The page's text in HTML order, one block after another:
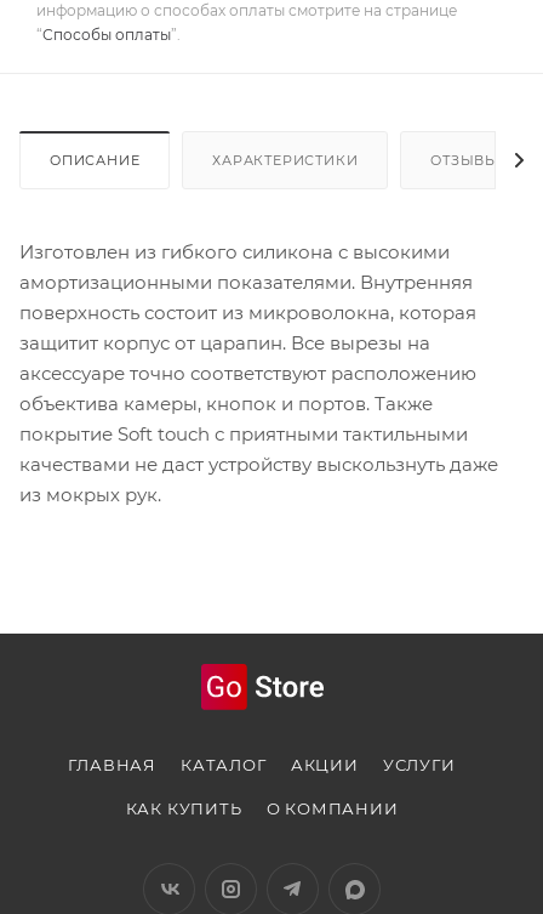
информацию о способах оплаты смотрите на странице
“Способы оплаты”.
ОПИСАНИЕ ХАРАКТЕРИСТИКИ ОТЗЫВЫ
Изготовлен из гибкого силикона с высокими
амортизационными показателями. Внутренняя
поверхность состоит из микроволокна, которая
защитит корпус от царапин. Все вырезы на
аксессуаре точно соответствуют расположению
объектива камеры, кнопок и портов. Также
покрытие Soft touch с приятными тактильными
качествами не даст устройству выскользнуть даже
из мокрых рук.
ГЛАВНАЯ КАТАЛОГ АКЦИИ УСЛУГИ
КАК КУПИТЬ О КОМПАНИИ